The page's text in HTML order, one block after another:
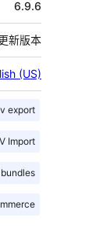
6.9.6
新版本
(US)
export
Import